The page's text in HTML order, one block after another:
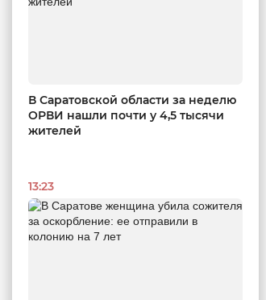
В Саратовской области за неделю
ОРВИ нашли почти у 4,5 тысячи
жителей
13:23